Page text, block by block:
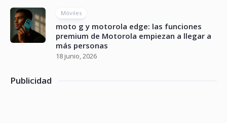
Móviles
moto g y motorola edge: las funciones
premium de Motorola empiezan a llegar a
más personas
18 junio, 2026
Publicidad